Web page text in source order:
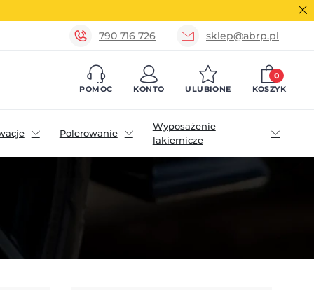
790 716 726 sklep@abrp.pl
POMOC KONTO ULUBIONE KOSZYK
0
Polerowanie
Wyposażenie
lakiernicze